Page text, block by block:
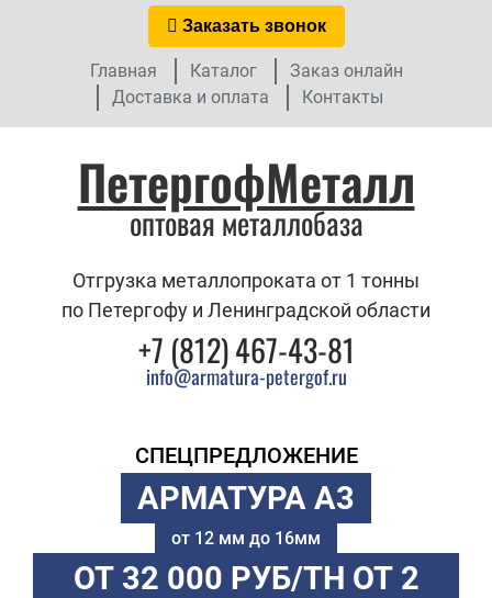
Заказать звонок
Главная Каталог
Заказ онлайн
Доставка и оплата
Контакты
ПетергофМеталл
оптовая металлобаза
Отгрузка металлопроката от 1 тонны
по Петергофу и Ленинградской области
+7 (812) 467-43-81
info@armatura-petergof.ru
СПЕЦПРЕДЛОЖЕНИЕ
АРМАТУРА А3
от 12 мм до 16мм
ОТ 32 000 РУБ/ТН ОТ 2